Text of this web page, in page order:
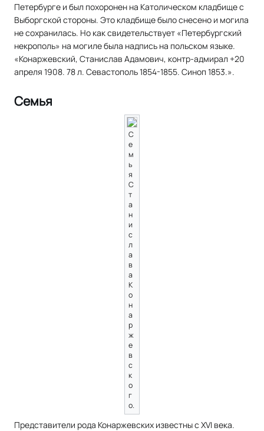
Петербурге и был похоронен на Католическом кладбище с
Выборгской стороны. Это кладбище было снесено и могила
не сохранилась. Но как свидетельствует «Петербургский
некрополь» на могиле была надпись на польском языке.
«Конаржевский, Станислав Адамович, контр-адмирал +20
апреля 1908. 78 л. Севастополь 1854-1855. Синоп 1853.».
Семья
С
е
м
ь
я
С
т
а
н
и
с
л
а
в
а
К
о
н
а
р
ж
е
в
с
к
о
г
о.
Представители рода Конаржевских известны с XVI века.